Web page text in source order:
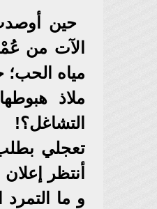
حين
الآت من
مياه الحب؛
ملاذ
التشاغل؟!
تعجلي
أنتظر
و ما